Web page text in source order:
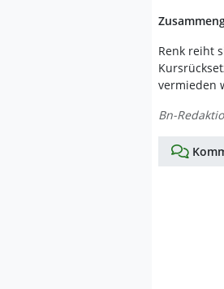
Renk reiht
vermieden
Bn-